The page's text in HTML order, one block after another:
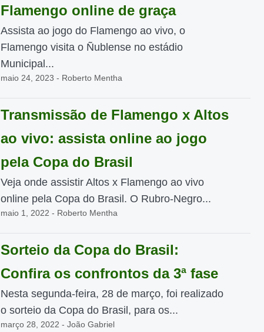
Flamengo online de graça
Assista ao jogo do Flamengo ao vivo, o
Flamengo visita o Ñublense no estádio
Municipal...
maio 24, 2023 - Roberto Mentha
Transmissão de Flamengo x Altos
ao vivo: assista online ao jogo
pela Copa do Brasil
Veja onde assistir Altos x Flamengo ao vivo
online pela Copa do Brasil. O Rubro-Negro...
maio 1, 2022 - Roberto Mentha
Sorteio da Copa do Brasil:
Confira os confrontos da 3ª fase
Nesta segunda-feira, 28 de março, foi realizado
o sorteio da Copa do Brasil, para os...
março 28, 2022 - João Gabriel